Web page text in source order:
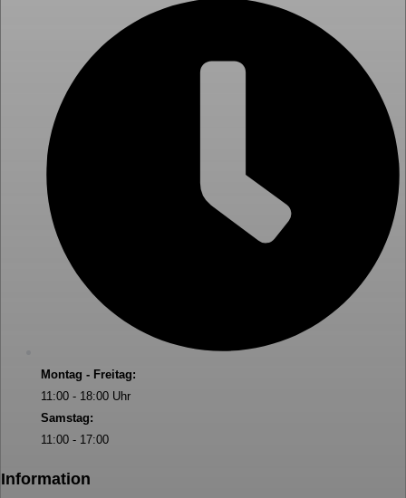
Montag - Freitag:
11:00 - 18:00 Uhr
Samstag:
11:00 - 17:00
Information